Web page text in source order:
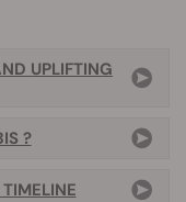
UPLIFTING
?